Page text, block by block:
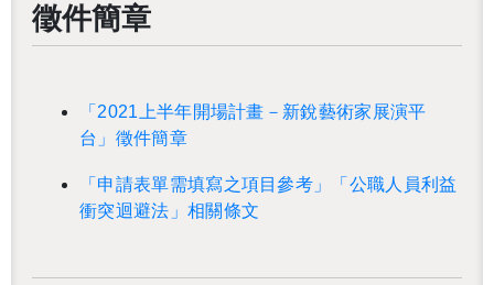
徵件簡章
「2021上半年開場計畫－新銳藝術家展演平
台」徵件簡章
「申請表單需填寫之項目參考」
「公職人員利益
衝突迴避法」相關條文